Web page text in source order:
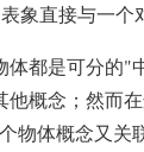
象直接与一个
都是可分的"
概念；然而
物体概念又关